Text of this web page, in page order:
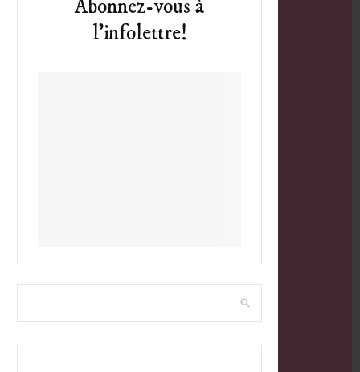
Abonnez-vous à
l’infolettre!